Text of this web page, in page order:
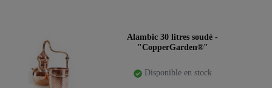
Alambic 30 litres soudé -
"CopperGarden®"
Disponible en stock